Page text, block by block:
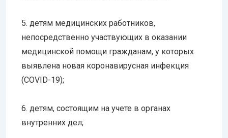
5. детям медицинских работников,
непосредственно участвующих в оказании
медицинской помощи гражданам, у которых
выявлена новая коронавирусная инфекция
(COVID-19);
6. детям, состоящим на учете в органах
внутренних дел;